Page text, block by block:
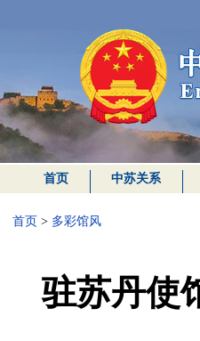
首页 中苏关系
首页 > 多彩馆风
驻苏丹使